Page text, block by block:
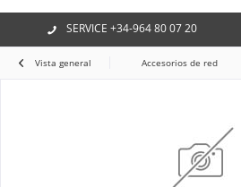
SERVICE +34-964 80 07 20
Vista general Accesorios de red